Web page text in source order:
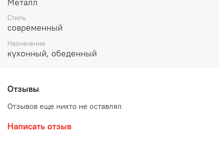
Металл
Стиль
современный
Назначение
кухонный, обеденный
Отзывы
Отзывов еще никто не оставлял
Написать отзыв